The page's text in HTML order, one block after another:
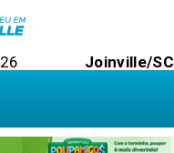
Joinville/SC